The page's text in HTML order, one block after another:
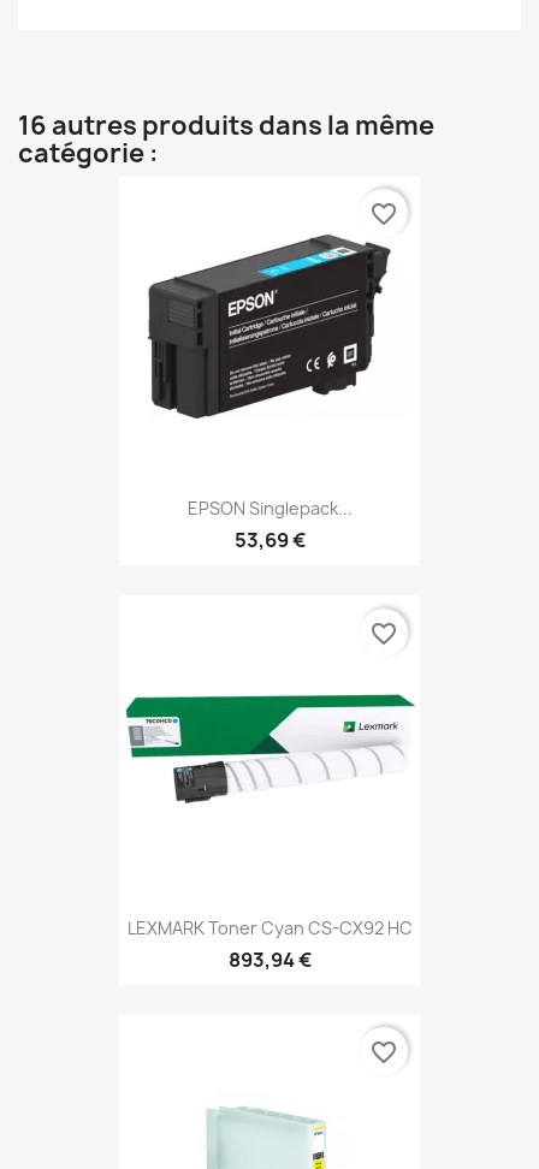
16 autres produits dans la même
catégorie :
EPSON Singlepack...
53,69 €
favorite_border
LEXMARK Toner Cyan CS-CX92 HC
893,94 €
favorite_border
favorite_border